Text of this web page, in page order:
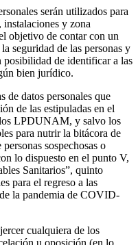
serán utilizados para
instalaciones y zona
objetivo de contar con un
seguridad de las personas y
posibilidad de identificar a las
bien jurídico.
de datos personales que
de las estipuladas en el
LPDUNAM, y salvo los
para nutrir la bitácora de
sospechosas o
lo dispuesto en el punto V,
Sanitarios”, quinto
para el regreso a las
la pandemia de COVID-
cualquiera de los